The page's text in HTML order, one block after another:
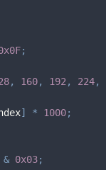
;
, 160, 192 , 224,
] * 1000;
& 0x03;